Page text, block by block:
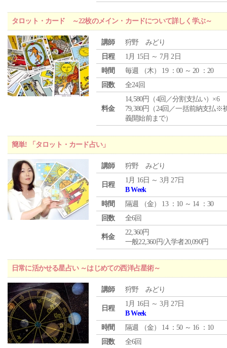
タロット・カード ～22枚のメイン・カードについて詳しく学ぶ～
講師
狩野 みどり
日程
1月 15日 ～ 7月 2日
時間
毎週 （木） 19 ：00 ～ 20 ：20
回数
全24回
料金
14,580円（4回／分割支払い）×6
79,380円（24回／一括前納支払※
義開始前まで）
簡単! 「タロット・カード占い」
講師 狩野 みどり
日程
1月 16日 ～ 3月 27日
B Week
時間
隔週 （金） 13 ：10 ～ 14 ：30
回数
全6回
料金
22,360円
一般22,360円/入学者20,090円
日常に活かせる星占い ～はじめての西洋占星術～
講師 狩野 みどり
日程
1月 16日 ～ 3月 27日
B Week
時間
隔週 （金） 14 ：50 ～ 16 ：10
回数
全6回